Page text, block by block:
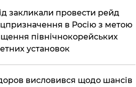
закликали провести рейд
в Росію з метою
північнокорейських
установок
висловився щодо шансів